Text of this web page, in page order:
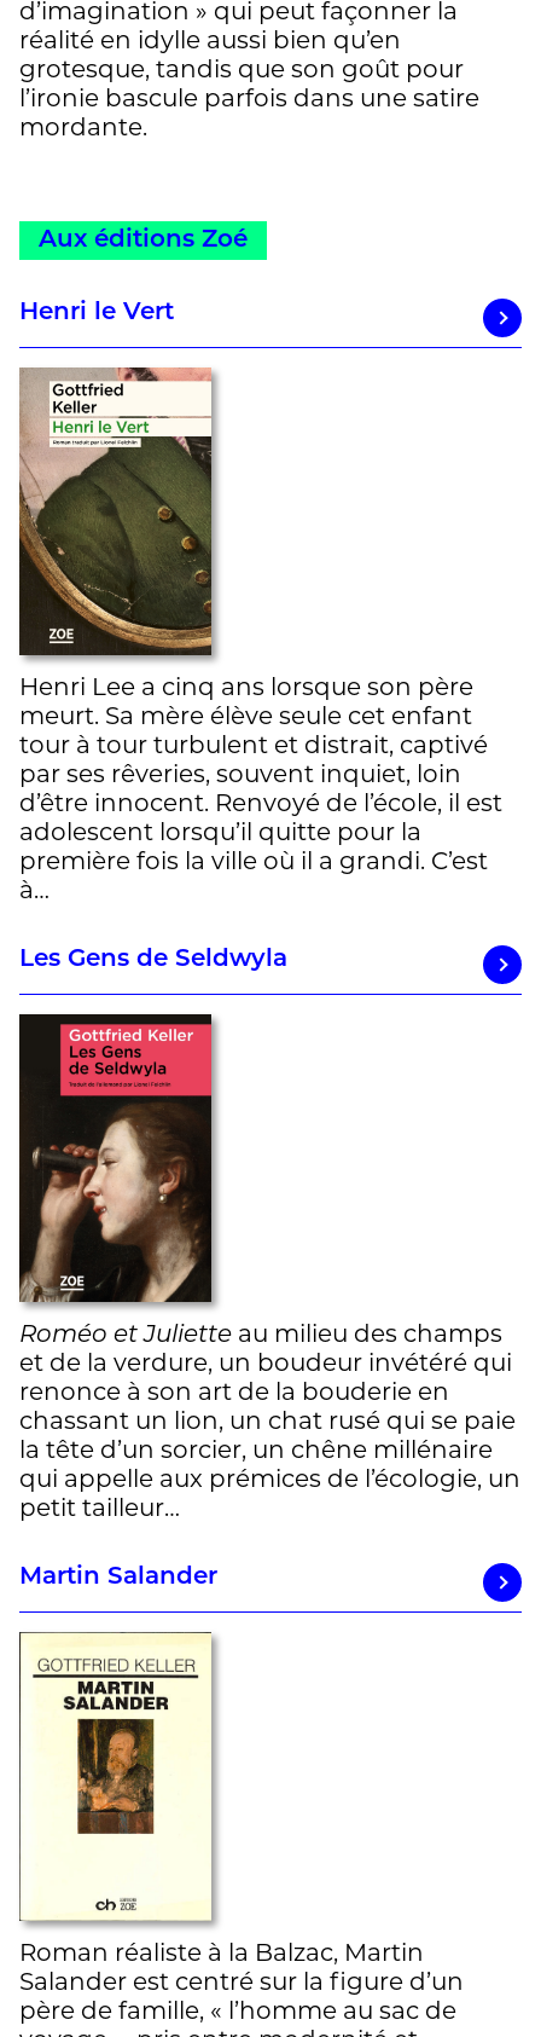
d’imagination » qui peut façonner la
réalité en idylle aussi bien qu’en
grotesque, tandis que son goût pour
l’ironie bascule parfois dans une satire
mordante.
Aux éditions Zoé
Henri le Vert
Henri Lee a cinq ans lorsque son père
meurt. Sa mère élève seule cet enfant
tour à tour turbulent et distrait, captivé
par ses rêveries, souvent inquiet, loin
d’être innocent. Renvoyé de l’école, il est
adolescent lorsqu’il quitte pour la
première fois la ville où il a grandi. C’est
à…
Les Gens de Seldwyla
Roméo et Juliette au milieu des champs
et de la verdure, un boudeur invétéré qui
renonce à son art de la bouderie en
chassant un lion, un chat rusé qui se paie
la tête d’un sorcier, un chêne millénaire
qui appelle aux prémices de l’écologie, un
petit tailleur…
Martin Salander
Roman réaliste à la Balzac, Martin
Salander est centré sur la figure d’un
père de famille, « l’homme au sac de